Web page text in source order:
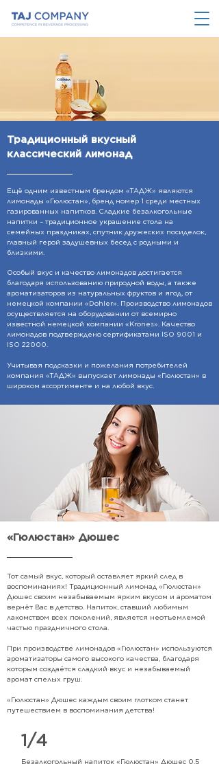
Традиционный вкусный
классический лимонад
Ещё одним известным брендом «ТАДЖ» являются
лимонады «Гюлюстан», бренд номер 1 среди местных
газированных напитков. Сладкие безалкогольные
напитки – традиционное украшение стола на
семейных праздниках, спутник дружеских посиделок,
главный герой задушевных бесед с родными и
близкими.
Особый вкус и качество лимонадов достигается
благодаря использованию природной воды, а также
ароматизаторов из натуральных фруктов и ягод, от
немецкой компании «Dohler». Производство лимонадов
осуществляется на оборудовании от всемирно
известной немецкой компании «Krones». Качество
лимонадов подтверждено сертификатами ISO 9001 и
ISO 22000.
Учитывая подсказки и пожелания потребителей
компания «ТАДЖ» выпускает лимонады «Гюлюстан» в
широком ассортименте и на любой вкус.
«Гюлюстан» Дюшес
Тот самый вкус, который оставляет яркий след в
воспоминаниях! Традиционный лимонад «Гюлюстан»
Дюшес своим незабываемым ярким вкусом и ароматом
вернёт Вас в детство. Напиток, ставший любимым
лакомством всех поколений, является неотъемлемой
частью праздничного стола.
При производстве лимонадов «Гюлюстан» используются
ароматизаторы самого высокого качества, благодаря
которым создаётся сладкий вкус и незабываемый
аромат спелых груш.
«Гюлюстан» Дюшес каждым своим глотком станет
путешествием в воспоминания детства!
1/4
Безалкогольный напиток «Гюлюстан» Дюшес 0.5